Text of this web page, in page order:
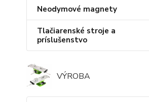
Neodymové magnety
Tlačiarenské stroje a
príslušenstvo
VÝROBA